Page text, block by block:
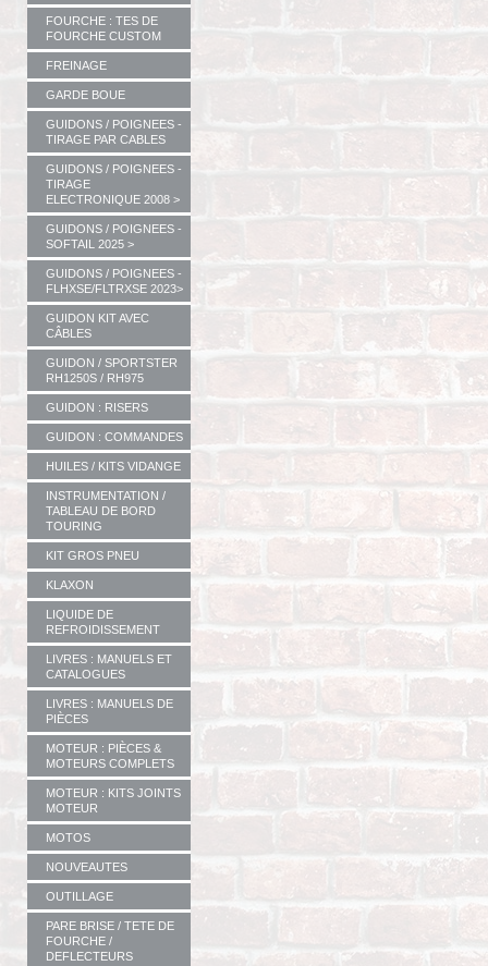
FOURCHE : TES DE
FOURCHE CUSTOM
FREINAGE
GARDE BOUE
GUIDONS / POIGNEES -
TIRAGE PAR CABLES
GUIDONS / POIGNEES -
TIRAGE
ELECTRONIQUE 2008 >
GUIDONS / POIGNEES -
SOFTAIL 2025 >
GUIDONS / POIGNEES -
FLHXSE/FLTRXSE 2023>
GUIDON KIT AVEC
CÂBLES
GUIDON / SPORTSTER
RH1250S / RH975
GUIDON : RISERS
GUIDON : COMMANDES
HUILES / KITS VIDANGE
INSTRUMENTATION /
TABLEAU DE BORD
TOURING
KIT GROS PNEU
KLAXON
LIQUIDE DE
REFROIDISSEMENT
LIVRES : MANUELS ET
CATALOGUES
LIVRES : MANUELS DE
PIÈCES
MOTEUR : PIÈCES &
MOTEURS COMPLETS
MOTEUR : KITS JOINTS
MOTEUR
MOTOS
NOUVEAUTES
OUTILLAGE
PARE BRISE / TETE DE
FOURCHE /
DEFLECTEURS